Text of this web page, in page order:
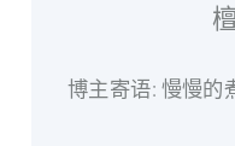
博主寄语: 慢慢的